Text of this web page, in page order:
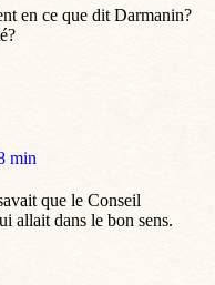
en ce que dit Darmanin?
min
que le Conseil
allait dans le bon sens.